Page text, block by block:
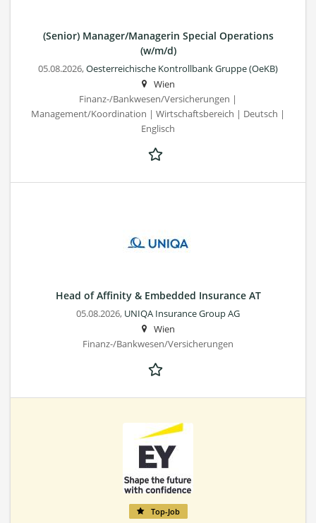
(Senior) Manager/Managerin Special Operations
(w/m/d)
05.08.2026,Oesterreichische Kontrollbank Gruppe (OeKB)
Wien
Finanz-/Bankwesen/Versicherungen |
Management/Koordination | Wirtschaftsbereich | Deutsch |
Englisch
Head of Affinity & Embedded Insurance AT
05.08.2026, UNIQA Insurance Group AG
Wien
Finanz-/Bankwesen/Versicherungen
Top-Job